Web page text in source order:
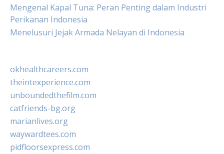
Mengenal Kapal Tuna: Peran Penting dalam Industri
Perikanan Indonesia
Menelusuri Jejak Armada Nelayan di Indonesia
okhealthcareers.com
theintexperience.com
unboundedthefilm.com
catfriends-bg.org
marianlives.org
waywardtees.com
pidfloorsexpress.com